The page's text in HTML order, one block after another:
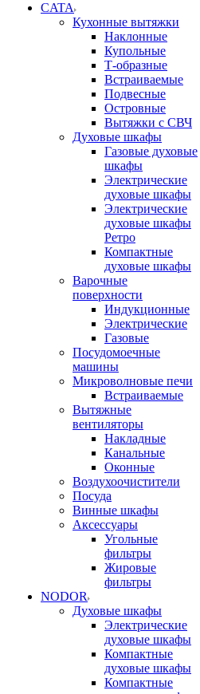
CATA
Кухонные вытяжки
Наклонные
Купольные
Т-образные
Встраиваемые
Подвесные
Островные
Вытяжки с СВЧ
Духовые шкафы
Газовые духовые
шкафы
Электрические
духовые шкафы
Электрические
духовые шкафы
Ретро
Компактные
духовые шкафы
Варочные
поверхности
Индукционные
Электрические
Газовые
Посудомоечные
машины
Микроволновые печи
Встраиваемые
Вытяжные
вентиляторы
Накладные
Канальные
Оконные
Воздухоочистители
Посуда
Винные шкафы
Аксессуары
Угольные
фильтры
Жировые
фильтры
NODOR
Духовые шкафы
Электрические
духовые шкафы
Компактные
духовые шкафы
Компактные